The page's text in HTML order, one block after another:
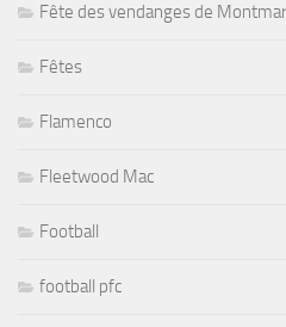
Fête des vendanges de
Fêtes
Flamenco
Fleetwood Mac
Football
football pfc